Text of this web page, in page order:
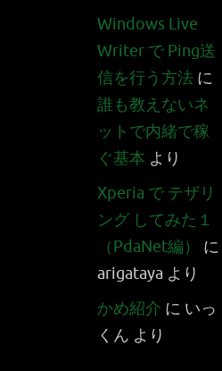
Windows Live
Writer で Ping送
信を行う方法 に
誰も教えないネ
ットで内緒で稼
ぐ基本 より
Xperia で テザリ
ング してみた１
（PdaNet編）
に
arigataya より
かめ紹介 に いっ
くん より